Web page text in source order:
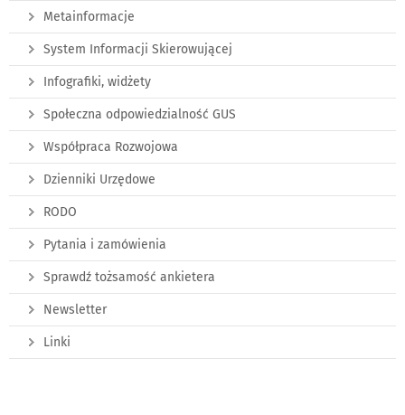
Metainformacje
System Informacji Skierowującej
Infografiki, widżety
Społeczna odpowiedzialność GUS
Współpraca Rozwojowa
Dzienniki Urzędowe
RODO
Pytania i zamówienia
Sprawdź tożsamość ankietera
Newsletter
Linki